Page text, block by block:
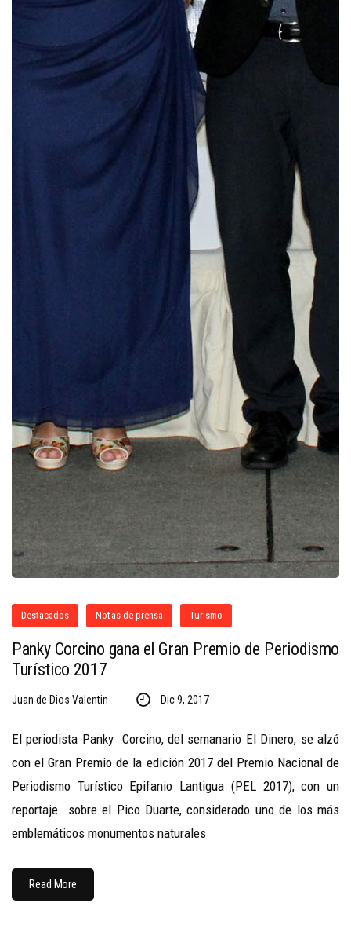
Destacados Notas de prensa Turismo
Panky Corcino gana el Gran Premio de Periodismo
Turístico 2017
Juan de Dios Valentin Dic 9, 2017
El periodista Panky Corcino, del semanario El Dinero, se alzó
con el Gran Premio de la edición 2017 del Premio Nacional de
Periodismo Turístico Epifanio Lantigua (PEL 2017), con un
reportaje sobre el Pico Duarte, considerado uno de los más
emblemáticos monumentos naturales
Read More